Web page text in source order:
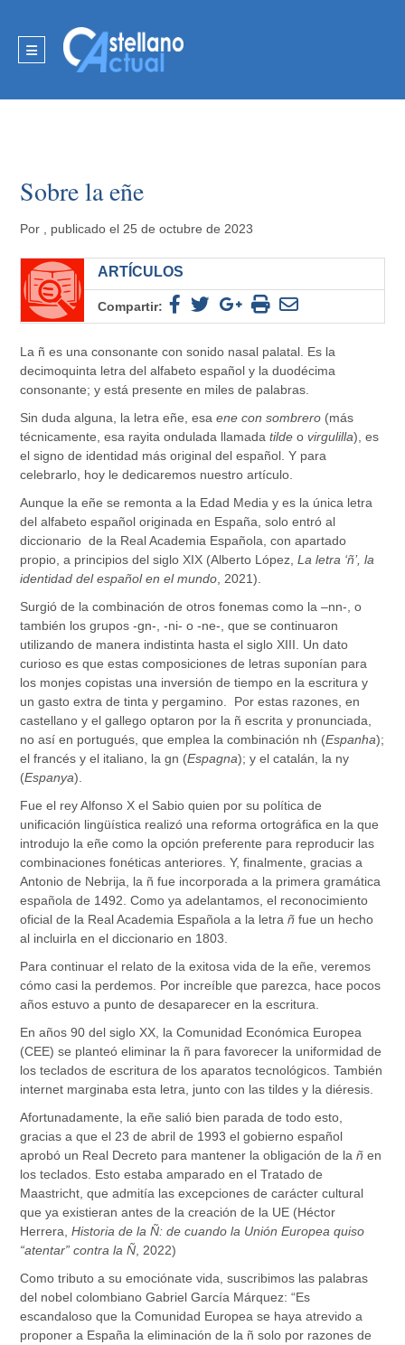
Sobre la eñe
Por , publicado el 25 de octubre de 2023
ARTÍCULOS
Compartir:
La ñ es una consonante con sonido nasal palatal. Es la
decimoquinta letra del alfabeto español y la duodécima
consonante; y está presente en miles de palabras.
Sin duda alguna, la letra eñe, esaene con sombrero (más
técnicamente, esa rayita ondulada llamadatilde ovirgulilla), es
el signo de identidad más original del español. Y para
celebrarlo, hoy le dedicaremos nuestro artículo.
Aunque la eñe se remonta a la Edad Media y es la única letra
del alfabeto español originada en España, solo entró al
diccionario de la Real Academia Española , con apartado
propio, a principios del siglo XIX (Alberto López,La letra ‘ñ’, la
identidad del español en el mundo , 2021).
Surgió de la combinación de otros fonemascomo la –nn-, o
también los grupos -gn-, -ni- o -ne-, que se continuaron
utilizando de manera indistinta hasta el siglo XIII. Un dato
curioso es que estas composiciones de letras suponían para
los monjes copistas una inversión de tiempo en la escritura y
un gasto extra de tinta y pergamino. Por estas razones, en
castellano y el gallego optaron por la ñ escrita y pronunciada,
no así en portugués, que emplea la combinación nh (Espanha);
el francés y el italiano, la gn (Espagna); y el catalán, la ny
(Espanya).
Fue el rey Alfonso X el Sabio quien por su política de
unificación lingüística realizó una reforma ortográfica en la que
introdujo la eñe como la opción preferente para reproducir las
combinaciones fonéticas anteriores. Y, finalmente, gracias a
Antonio de Nebrija, la ñfue incorporada a la primera gramática
española de 1492. Como ya adelantamos, el reconocimiento
oficial de la Real Academia Española a la letrañ fue un hecho
al incluirla en el diccionario en 1803.
Para continuar el relato de la exitosa vida de la eñe, veremos
cómo casi la perdemos. Por increíble que parezca, hace pocos
años estuvo a punto de desaparecer en la escritura.
En años 90 del siglo XX, la Comunidad Económica Europea
(CEE) se planteó eliminar la ñ para favorecer la uniformidad de
los teclados de escritura de los aparatos tecnológicos. También
internet marginaba esta letra, junto con las tildes y la diéresis.
Afortunadamente, la eñe salió bien parada de todo esto,
gracias a que el 23 de abril de 1993 el gobierno español
aprobó un Real Decreto para mantener la obligación de lañ en
los teclados. Esto estaba amparado en el Tratado de
Maastricht, que admitía las excepciones de carácter cultural
que ya existieran antes de la creación de la UE (Héctor
Herrera,Historia de la Ñ: de cuando la Unión Europea quiso
“atentar” contra la Ñ , 2022)
Como tributo a su emociónate vida, suscribimos las palabras
del nobel colombiano Gabriel García Márquez: “Es
escandaloso que la Comunidad Europea se haya atrevido a
proponer a España la eliminación de la ñ solo por razones de